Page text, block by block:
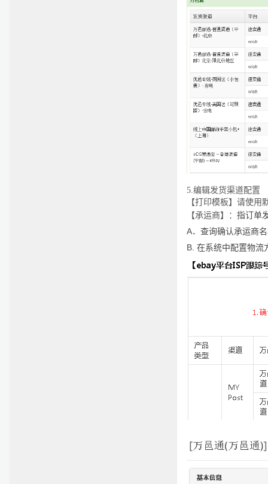
5. 编辑发货渠道配置
【打印模板】请使用
【承运商】： 指订单
A．查询确认承运商
B. 在系统中配置物流